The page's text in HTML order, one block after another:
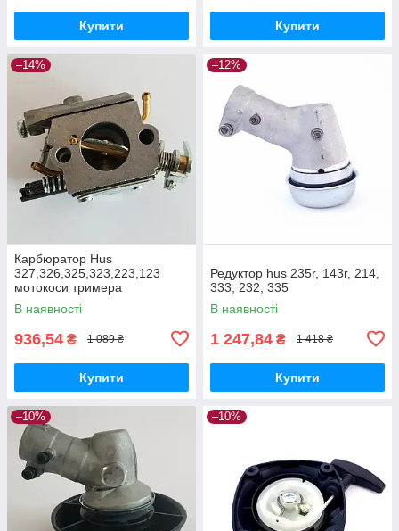
Купити Купити
–14%
Карбюратор Hus
327,326,325,323,223,123
мотокоси тримера
В наявності
936,54 ₴ 1 089 ₴
Купити
–12%
Редуктор hus 235r, 143r, 214,
333, 232, 335
В наявності
1 247,84 ₴ 1 418 ₴
Купити
–10% –10%